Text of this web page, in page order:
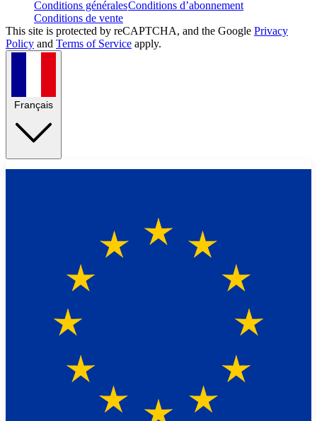
Conditions généralesConditions d’abonnement
Conditions de vente
This site is protected by reCAPTCHA, and the Google Privacy
Policy and Terms of Service apply.
Français